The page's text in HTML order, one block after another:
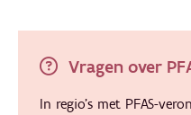
Vragen over
In regio's met PFAS-